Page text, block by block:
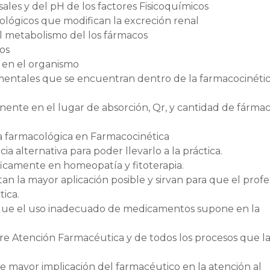
y del pH de los factores Fisicoquímicos
que modifican la excreción renal
del los fármacos
el organismo
que se encuentran dentro de la
en el lugar de absorción, Qr, y cantidad de
en Farmacocinética
alternativa para poder llevarlo a la práctica.
en homeopatía y fitoterapia.
la mayor aplicación posible y sirvan para que el
el uso inadecuado de medicamentos supone en la
Atención Farmacéutica y de todos los procesos que la
implicación del farmacéutico en la atención al